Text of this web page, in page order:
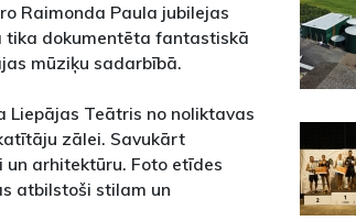
Raimonda Paula jubilejas
tika dokumentēta fantastiskā
mūziķu sadarbībā.
Teātris no noliktavas
zālei. Savukārt
arhitektūru. Foto etīdes
atbilstoši stilam un